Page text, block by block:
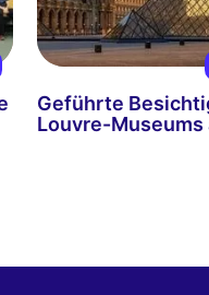
Geführte
Louvre-Museums